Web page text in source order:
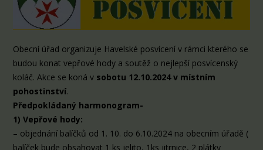
Obecní úřad organizuje Havelské posvícení v rámci kterého se
budou konat vepřové hody a soutěž o nejlepší posvícenský
koláč. Akce se koná v sobotu 12.10.2024 v místním
pohostinství.
Předpokládaný harmonogram-
1) Vepřové hody:
– objednání balíčků od 1. 10. do 6.10.2024 na obecním úřadě (
balíček bude obsahovat 1 ks jelito, 1ks jitrnice, 2 plátky